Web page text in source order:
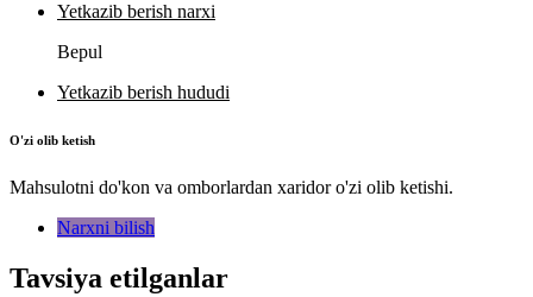
Yetkazib berish narxi
Bepul
Yetkazib berish hududi
O'zi olib ketish
Mahsulotni do'kon va omborlardan xaridor o'zi olib ketishi.
Narxni bilish
Tavsiya etilganlar